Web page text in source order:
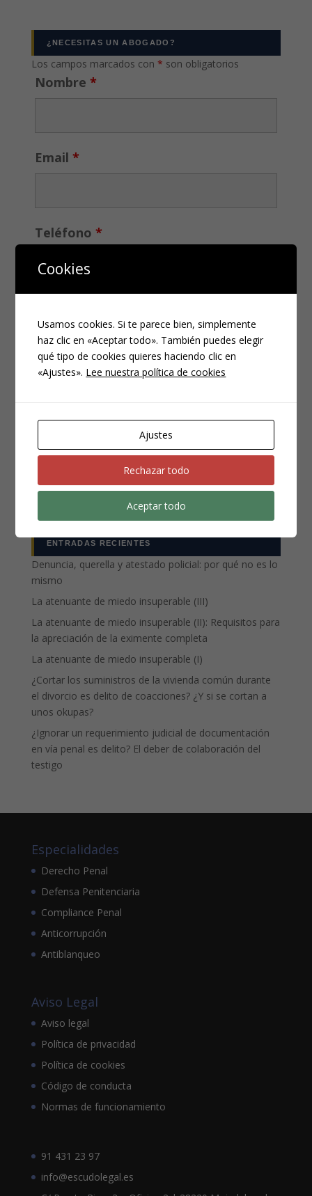
¿NECESITAS UN ABOGADO?
Los campos marcados con * son obligatorios
Nombre *
Email *
Teléfono *
Compliance
Penal
ENTRADAS RECIENTES
Denuncia, querella y atestado policial: por qué no es lo
mismo
La atenuante de miedo insuperable (III)
La atenuante de miedo insuperable (II): Requisitos para
la apreciación de la eximente completa
La atenuante de miedo insuperable (I)
¿Cortar los suministros de la vivienda común durante
el divorcio es delito de coacciones? ¿Y si se cortan a
unos okupas?
¿Ignorar un requerimiento judicial de documentación
en vía penal es delito? El deber de colaboración del
testigo
Especialidades
Derecho Penal
Defensa Penitenciaria
Compliance Penal
Anticorrupción
Antiblanqueo
Aviso Legal
Aviso legal
Política de privacidad
Política de cookies
Código de conducta
Normas de funcionamiento
91 431 23 97
info@escudolegal.es
Cookies
Usamos cookies. Si te parece bien, simplemente
haz clic en «Aceptar todo». También puedes elegir
qué tipo de cookies quieres haciendo clic en
«Ajustes». Lee nuestra política de cookies
Ajustes
Rechazar todo
Aceptar todo